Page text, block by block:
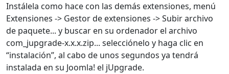
Instálela como hace con las demás extensiones, menú
Extensiones -> Gestor de extensiones -> Subir archivo
de paquete... y buscar en su ordenador el archivo
com_jupgrade-x.x.x.zip... selecciónelo y haga clic en
“instalación”, al cabo de unos segundos ya tendrá
instalada en su Joomla! el jUpgrade.